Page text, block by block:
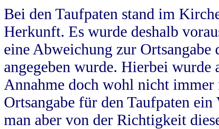
Bei den Taufpaten stand im
Herkunft. Es wurde deshalb
eine Abweichung zur
angegeben wurde. Hierbei wurde
Annahme doch wohl nicht
Ortsangabe für den Taufpaten
man aber von der Richtigkeit